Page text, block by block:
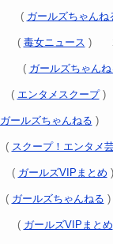
( ガールズちゃんね
( 毒女ニュース )
( ガールズちゃんね
( エンタメスクープ)
ガールズちゃんねる )
( スクープ！エンタメ
( ガールズVIPまとめ
( ガールズちゃんねる
( ガールズVIPまとめ